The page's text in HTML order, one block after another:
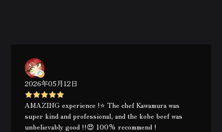
2026年05月12日
AMAZING experience !⭐️ The chef Kawamura was
super kind and professional, and the kobe beef was
unbelievably good !!😍 100% recommend !